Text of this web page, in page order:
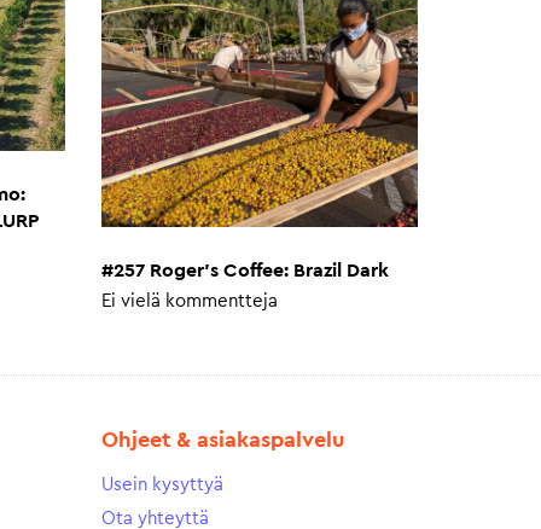
#257 Roger’s Coffee: Brazil Dark
Ei vielä kommentteja
Ohjeet & asiakaspalvelu
Usein kysyttyä
Ota yhteyttä